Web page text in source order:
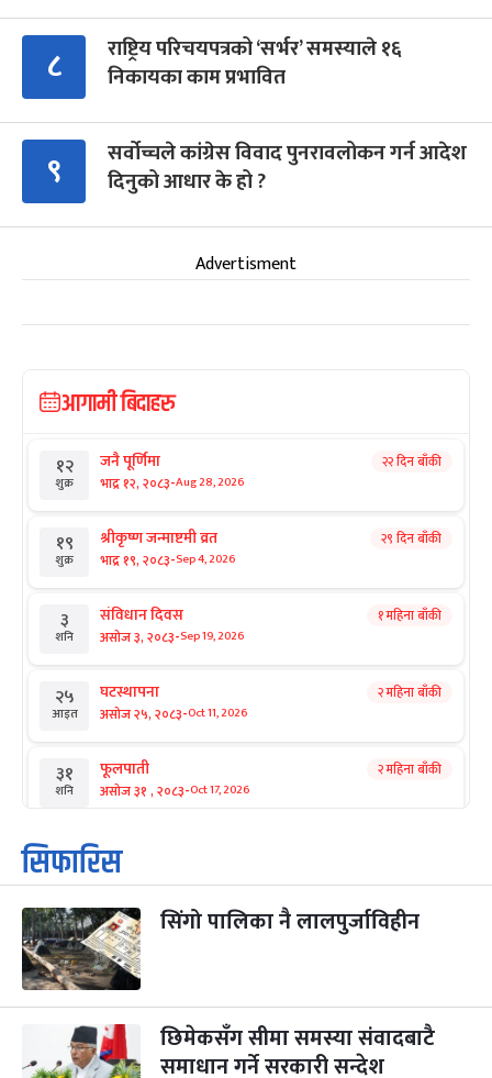
८
राष्ट्रिय परिचयपत्रको ‘सर्भर’ समस्याले १६
निकायका काम प्रभावित
९
सर्वोच्चले कांग्रेस विवाद पुनरावलोकन गर्न आदेश
दिनुको आधार के हो ?
Advertisment
आगामी बिदाहरु
१२
शुक्र
जनै पूर्णिमा
भाद्र १२, २०८३-Aug 28, 2026
२२ दिन बाँकी
१९
शुक्र
श्रीकृष्ण जन्माष्टमी व्रत
भाद्र १९, २०८३-Sep 4, 2026
२९ दिन बाँकी
३
शनि
संविधान दिवस
असोज ३, २०८३-Sep 19, 2026
१ महिना बाँकी
२५
आइत
घटस्थापना
असोज २५, २०८३-Oct 11, 2026
२ महिना बाँकी
३१
शनि
फूलपाती
असोज ३१ , २०८३-Oct 17, 2026
२ महिना बाँकी
१
आइत
कार्तिक सङ्क्रान्ति
कार्तिक १, २०८३
३
मंगल
महानवमी
कार्तिक ३, २०८३
२ महिना बाँकी
४
कार्तिक ४, २०८३ -Oct 21, 2026
सिफारिस
सिंगो पालिका नै लालपुर्जाविहीन
छिमेकसँग सीमा समस्या संवादबाटै
समाधान गर्ने सरकारी सन्देश